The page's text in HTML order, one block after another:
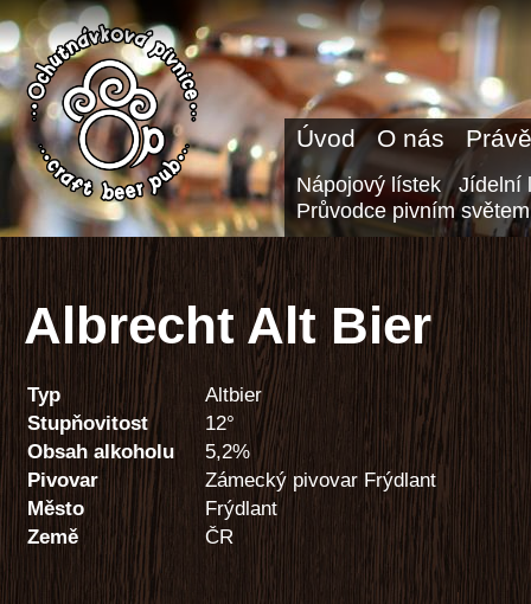
Úvod O nás
Nápojový lístek
Jídelní
Průvodce pivním světem
Albrecht Alt Bier
Typ
Altbier
Stupňovitost
12°
Obsah alkoholu
5,2%
Pivovar
Zámecký pivovar Frýdlant
Město
Frýdlant
Země
ČR